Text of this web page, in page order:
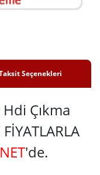
Seçenekleri
Çıkma
'de.